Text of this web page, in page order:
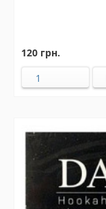
120 грн.